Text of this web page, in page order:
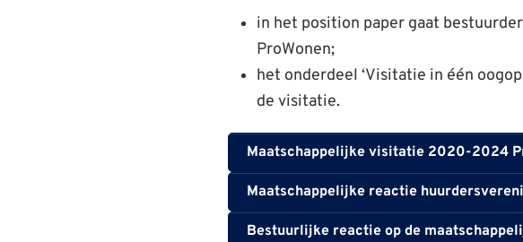
in het position paper gaat
ProWonen;
het onderdeel ‘Visitatie in één
de visitatie.
Maatschappelijke visitatie 2020-2024
Maatschappelijke reactie
Bestuurlijke reactie op de